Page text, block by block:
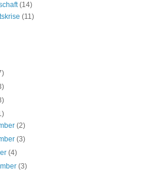
(14)
(11)
(2)
(3)
(4)
(3)